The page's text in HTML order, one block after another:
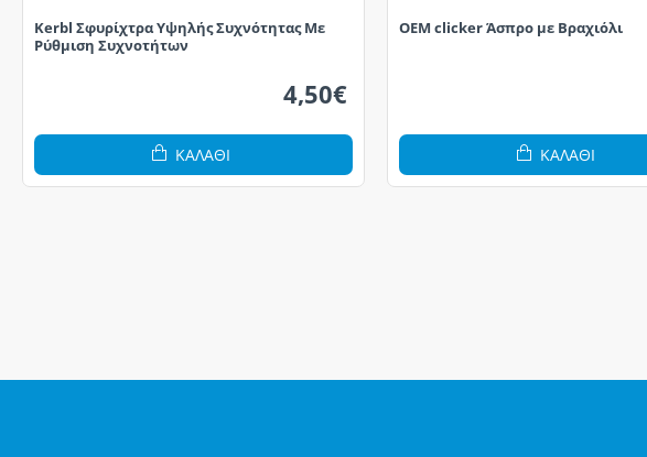
Kerbl Σφυρίχτρα Υψηλής Συχνότητας Με
Ρύθμιση Συχνοτήτων
4,50€
ΚΑΛΆΘΙ
OEM clicker Άσπρο με Βραχιόλι
ΚΑΛΆΘΙ